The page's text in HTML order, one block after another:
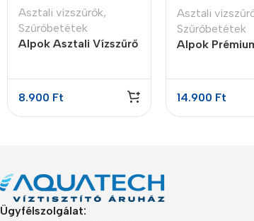
Asztali vízszűrők,
Szűrőbetétek
Alpok Asztali Vízszűrő
8.900 Ft
Asztali
Szűrőbetétek
Alpok
Vízszűrő
Szűrőbetét
14.900 Ft
Ügyfélszolgálat: